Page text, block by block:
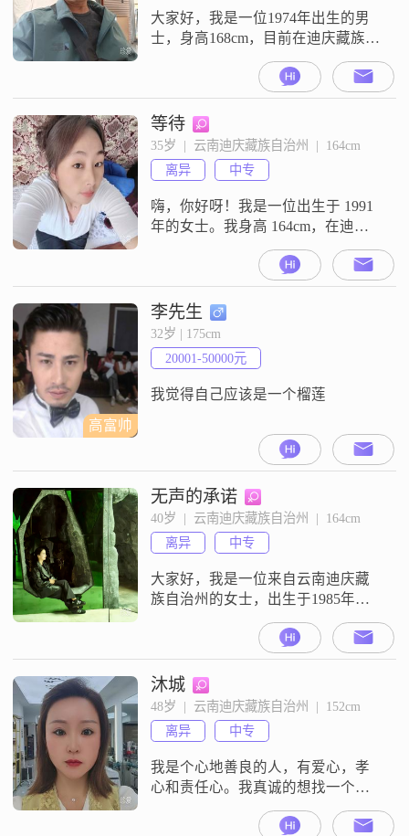
大家好，我是一位1974年出生的男
士，身高168cm，目前在迪庆藏族自
治州工作##3002##我的月收入在
5001到8000元之间，学历为高中及
以下##3002##我性格上比较乐观积
极，责任感强，成熟稳重，随和易
相处##3002##对我来说，家庭是非
常重要的，我会把家庭放在第一位
##3002##在生活中，我比较注重健
康
等待
35岁  |  云南迪庆藏族自治州  |  164cm
离异
中专
嗨，你好呀！我是一位出生于 1991
年的女士。我身高 164cm，在迪庆
藏族自治州工作。我的学历是中
专，收入嘛，每个月在 3001 元到
5000 元之间。我觉得自己最大的特
点就是善解人意啦，能理解和感受
他人的情绪。平时我喜欢美食烹
饪，会在闲暇时研究各种菜品，享
受做出美味的过程。我也特别爱追
剧，沉浸在各种各样的故事里
高富帅
李先生
32岁 | 175cm
20001-50000元
我觉得自己应该是一个榴莲
无声的承诺
40岁  |  云南迪庆藏族自治州  |  164cm
离异
中专
大家好，我是一位来自云南迪庆藏
族自治州的女士，出生于1985年，
身高164cm##3002##目前，我的月收
入在5001到8000元之间，虽然不是
特别高，但也能保证自己的生活需
求得到满足##3002##我拥有中专学
历，在这个快节奏的社会中，我始
终保持着学习和进步的态度
##3002##性格方面，我自认为是一
个善解人意的人
沐城
48岁  |  云南迪庆藏族自治州  |  152cm
离异
中专
我是个心地善良的人，有爱心，孝
心和责任心。我真诚的想找一个可
以相伴一生的爱人，对感情专一，
重家庭。很想有个温馨的港湾，遇